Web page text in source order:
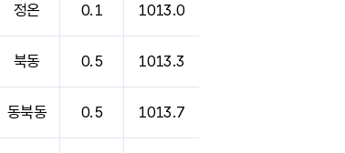
정온 0.1 1013.0
북동 0.5 1013.3
동북동 0.5 1013.7